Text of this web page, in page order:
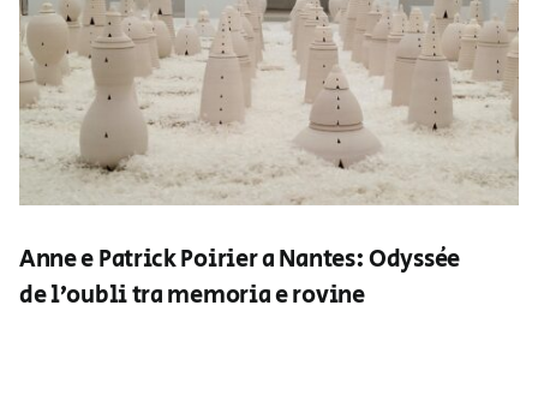
Anne e Patrick Poirier a Nantes: Odyssée
de l’oubli tra memoria e rovine